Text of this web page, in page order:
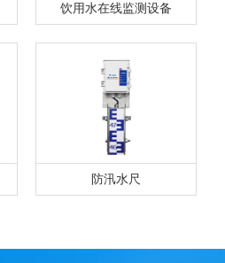
饮用水在线监测设备
防汛水尺